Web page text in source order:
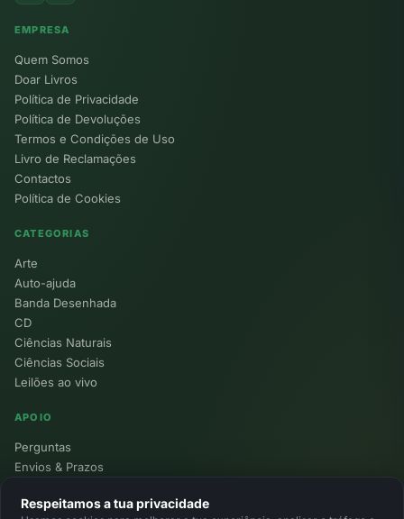
EMPRESA
Quem Somos
Doar Livros
Política de Privacidade
Política de Devoluções
Termos e Condições de Uso
Livro de Reclamações
Contactos
Política de Cookies
CATEGORIAS
Arte
Auto-ajuda
Banda Desenhada
CD
Ciências Naturais
Ciências Sociais
Leilões ao vivo
APOIO
Perguntas
Envios & Prazos
Devoluções
Respeitamos a tua privacidade